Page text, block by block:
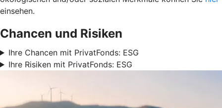
einsehen.
Chancen und Risiken
Ihre Chancen mit PrivatFonds: ESG
Ihre Risiken mit PrivatFonds: ESG